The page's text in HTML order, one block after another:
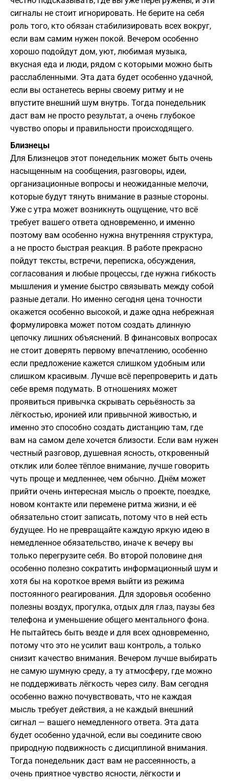
сигналы не стоит игнорировать. Не берите на себя
роль того, кто обязан стабилизировать всех вокруг,
если вам самим нужен покой. Вечером особенно
хорошо подойдут дом, уют, любимая музыка,
вкусная еда и люди, рядом с которыми можно быть
расслабленными. Эта дата будет особенно удачной,
если вы останетесь верны своему ритму и не
впустите внешний шум внутрь. Тогда понедельник
даст вам не просто результат, а очень глубокое
чувство опоры и правильности происходящего.
Близнецы
Для Близнецов этот понедельник может быть очень
насыщенным на сообщения, разговоры, идеи,
организационные вопросы и неожиданные мелочи,
которые будут тянуть внимание в разные стороны.
Уже с утра может возникнуть ощущение, что всё
требует вашего ответа одновременно, и именно
поэтому вам особенно нужна внутренняя структура,
а не просто быстрая реакция. В работе прекрасно
пойдут тексты, встречи, переписка, обсуждения,
согласования и любые процессы, где нужна гибкость
мышления и умение быстро связывать между собой
разные детали. Но именно сегодня цена точности
окажется особенно высокой, и даже одна небрежная
формулировка может потом создать длинную
цепочку лишних объяснений. В финансовых вопросах
не стоит доверять первому впечатлению, особенно
если предложение кажется слишком удобным или
слишком красивым. Лучше всё перепроверить и дать
себе время подумать. В отношениях может
проявиться привычка скрывать серьёзность за
лёгкостью, иронией или привычной живостью, и
именно это способно создать дистанцию там, где
вам на самом деле хочется близости. Если вам нужен
честный разговор, душевная ясность, откровенный
отклик или более тёплое внимание, лучше говорить
чуть проще и медленнее, чем обычно. Днём может
прийти очень интересная мысль о проекте, поездке,
новом контакте или перемене ритма жизни, и её
обязательно стоит записать, потому что в ней есть
будущее. Но не превращайте каждую яркую идею в
немедленное обязательство, иначе к вечеру вы
только перегрузите себя. Во второй половине дня
особенно полезно сократить информационный шум и
хотя бы на короткое время выйти из режима
постоянного реагирования. Для здоровья особенно
полезны воздух, прогулка, отдых для глаз, паузы без
телефона и уменьшение общего ментального фона.
Не пытайтесь быть везде и для всех одновременно,
потому что это не усилит ваш контроль, а только
снизит качество внимания. Вечером лучше выбирать
не самую шумную среду, а ту атмосферу, где можно
не поддерживать лёгкость через силу. Вам сегодня
особенно важно почувствовать, что не каждая
мысль требует действия, а не каждый внешний
сигнал — вашего немедленного ответа. Эта дата
будет особенно удачной, если вы соедините свою
природную подвижность с дисциплиной внимания.
Тогда понедельник даст вам не рассеянность, а
очень приятное чувство ясности, лёгкости и